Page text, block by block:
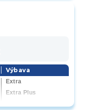
Výbava
Extra
Extra Plus